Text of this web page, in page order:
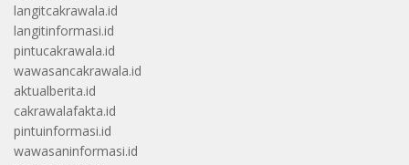
langitcakrawala.id
langitinformasi.id
pintucakrawala.id
wawasancakrawala.id
aktualberita.id
cakrawalafakta.id
pintuinformasi.id
wawasaninformasi.id